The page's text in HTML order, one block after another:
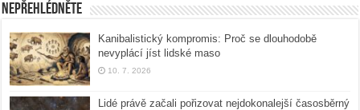
Nepřehlédněte
Kanibalistický kompromis: Proč se dlouhodobě
nevyplácí jíst lidské maso
10. 7. 2026
Lidé právě začali pořizovat nejdokonalejší časosběrný